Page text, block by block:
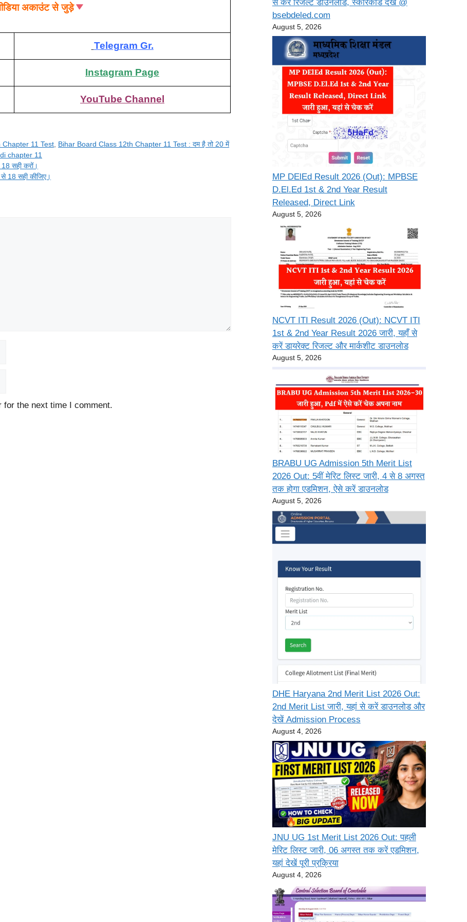
अकाउंट से जुड़े
Telegram Gr.
Instagram Page
YouTube Channel
11 Test Bihar Board Class 12th Chapter 11 Test : दम है तो 20 में
chapter 11
सही करों।
18 सही कीजिए।
for the next time I comment.
से करें रिजल्ट डाउनलोड, स्कोरकार्ड देखें @
bsebdeled.com
August 5, 2026
MP DElEd Result 2026 (Out): MPBSE
D.El.Ed 1st & 2nd Year Result
Released, Direct Link
August 5, 2026
NCVT ITI Result 2026 (Out): NCVT ITI
1st & 2nd Year Result 2026 जारी, यहाँ से
करें डायरेक्ट रिजल्ट और मार्कशीट डाउनलोड
August 5, 2026
BRABU UG Admission 5th Merit List
2026 Out: 5वीं मेरिट लिस्ट जारी, 4 से 8 अगस्त
तक होगा एडमिशन, ऐसे करें डाउनलोड
August 5, 2026
DHE Haryana 2nd Merit List 2026 Out:
2nd Merit List जारी, यहां से करें डाउनलोड और
देखें Admission Process
August 4, 2026
JNU UG 1st Merit List 2026 Out: पहली
मेरिट लिस्ट जारी, 06 अगस्त तक करें एडमिशन,
यहां देखें पूरी प्रक्रिया
August 4, 2026